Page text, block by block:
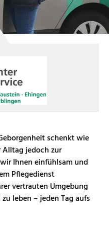
schenkt wie
Alltag jedoch zur
Ihnen einfühlsam und
Pflegedienst
vertrauten Umgebung
leben – jeden Tag aufs